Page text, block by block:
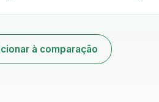
à comparação